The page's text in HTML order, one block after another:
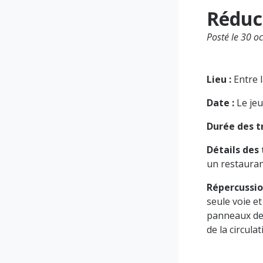
Posté le 30
Lieu : Entre
Date : Le
Durée des
Détails des
un
seule voie
panneaux
de la